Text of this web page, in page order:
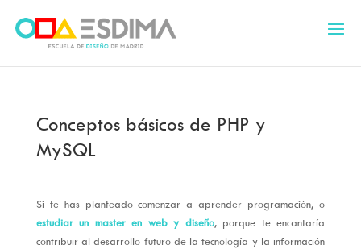
Conceptos básicos de PHP y
MySQL
Si te has planteado comenzar a aprender programación, o
estudiar un master en web y diseño, porque te encantaría
contribuir al desarrollo futuro de la tecnología y la información